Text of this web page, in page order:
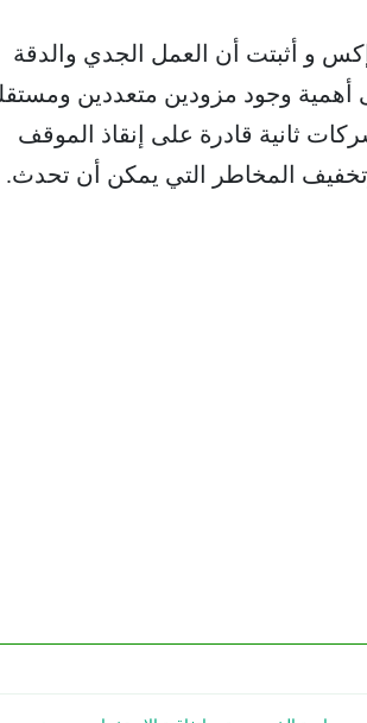
و أثبتت أن العمل الجدي والدقة
أهمية وجود مزودين متعددين
ثانية قادرة على إنقاذ الموقف
المخاطر التي يمكن أن تحدث.